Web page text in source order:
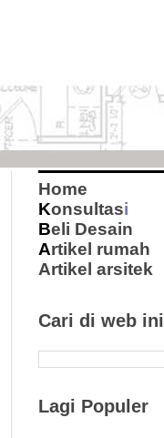
Home
Konsultasi
Beli Desain
Artikel rumah
Artikel arsitek
Cari di web ini
Lagi Populer